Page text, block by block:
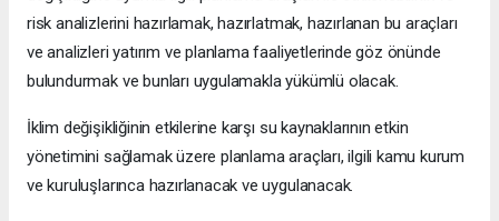
risk analizlerini hazırlamak, hazırlatmak, hazırlanan bu araçları
ve analizleri yatırım ve planlama faaliyetlerinde göz önünde
bulundurmak ve bunları uygulamakla yükümlü olacak.
İklim değişikliğinin etkilerine karşı su kaynaklarının etkin
yönetimini sağlamak üzere planlama araçları, ilgili kamu kurum
ve kuruluşlarınca hazırlanacak ve uygulanacak.